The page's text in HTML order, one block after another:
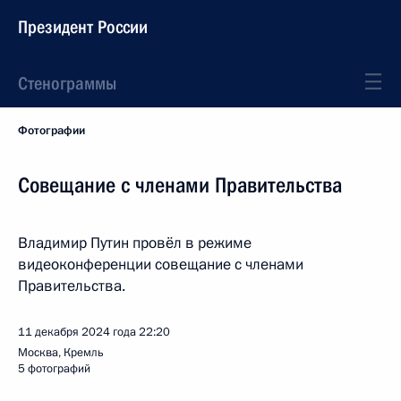
Президент России
Стенограммы
Фотографии
Совещание с членами Правительства
Владимир Путин провёл в режиме
видеоконференции совещание с членами
Правительства.
11 декабря 2024 года22:20
Москва, Кремль
5 фотографий